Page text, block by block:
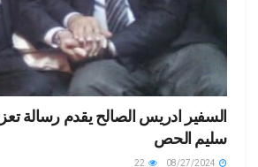
السفير ادريس الصالح يقدم رسالة
سليم الحص